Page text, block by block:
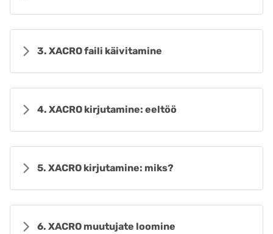
3. XACRO faili käivitamine
4. XACRO kirjutamine: eeltöö
5. XACRO kirjutamine: miks?
6. XACRO muutujate loomine